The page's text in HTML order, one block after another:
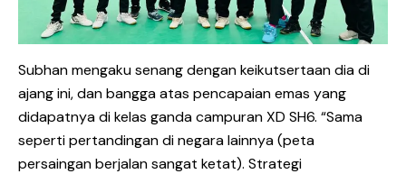
Subhan mengaku senang dengan keikutsertaan dia di
ajang ini, dan bangga atas pencapaian emas yang
didapatnya di kelas ganda campuran XD SH6. “Sama
seperti pertandingan di negara lainnya (peta
persaingan berjalan sangat ketat). Strategi